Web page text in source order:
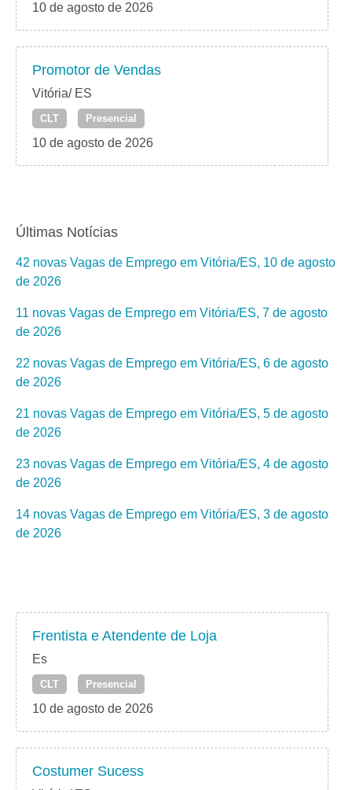
10 de agosto de 2026
Promotor de Vendas
Vitória/ ES
CLT Presencial
10 de agosto de 2026
Últimas Notícias
42 novas Vagas de Emprego em Vitória/ES, 10 de agosto
de 2026
11 novas Vagas de Emprego em Vitória/ES, 7 de agosto
de 2026
22 novas Vagas de Emprego em Vitória/ES, 6 de agosto
de 2026
21 novas Vagas de Emprego em Vitória/ES, 5 de agosto
de 2026
23 novas Vagas de Emprego em Vitória/ES, 4 de agosto
de 2026
14 novas Vagas de Emprego em Vitória/ES, 3 de agosto
de 2026
Frentista e Atendente de Loja
Es
CLT Presencial
10 de agosto de 2026
Costumer Sucess